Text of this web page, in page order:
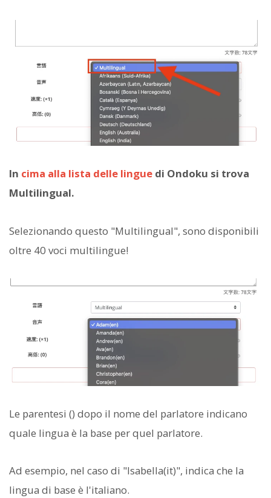
In cima alla lista delle lingue di Ondoku si trova
Multilingual.
Selezionando questo "Multilingual", sono disponibili
oltre 40 voci multilingue!
Le parentesi () dopo il nome del parlatore indicano
quale lingua è la base per quel parlatore.
Ad esempio, nel caso di "Isabella(it)", indica che la
lingua di base è l'italiano.